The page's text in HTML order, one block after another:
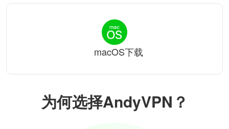
为何选择AndyVPN？
macOS下载